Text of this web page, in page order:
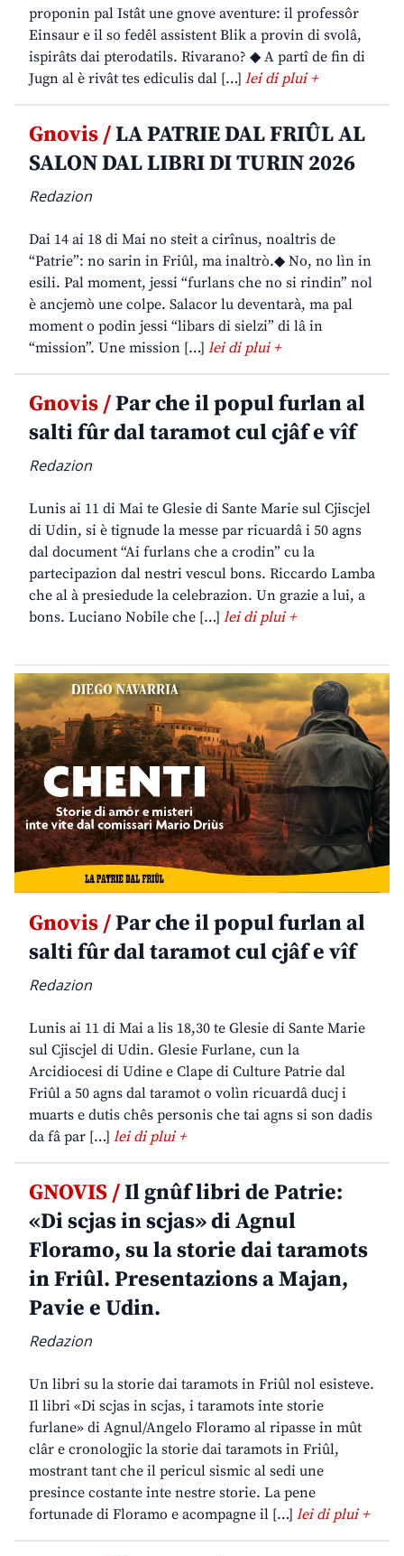
proponin pal Istât une gnove aventure: il professôr
Einsaur e il so fedêl assistent Blik a provin di svolâ,
ispirâts dai pterodatils. Rivarano? ◆ A partî de fin di
Jugn al è rivât tes ediculis dal […] lei di plui +
Gnovis /LA PATRIE DAL FRIÛL AL
SALON DAL LIBRI DI TURIN 2026
Redazion
Dai 14 ai 18 di Mai no steit a cirînus, noaltris de
“Patrie”: no sarin in Friûl, ma inaltrò.◆ No, no lìn in
esili. Pal moment, jessi “furlans che no si rindin” nol
è ancjemò une colpe. Salacor lu deventarà, ma pal
moment o podin jessi “libars di sielzi” di lâ in
“mission”. Une mission […] lei di plui +
Gnovis /Par che il popul furlan al
salti fûr dal taramot cul cjâf e vîf
Redazion
Lunis ai 11 di Mai te Glesie di Sante Marie sul Cjiscjel
di Udin, si è tignude la messe par ricuardâ i 50 agns
dal document “Ai furlans che a crodin” cu la
partecipazion dal nestri vescul bons. Riccardo Lamba
che al à presiedude la celebrazion. Un grazie a lui, a
bons. Luciano Nobile che […] lei di plui +
Gnovis /Par che il popul furlan al
salti fûr dal taramot cul cjâf e vîf
Redazion
Lunis ai 11 di Mai a lis 18,30 te Glesie di Sante Marie
sul Cjiscjel di Udin. Glesie Furlane, cun la
Arcidiocesi di Udine e Clape di Culture Patrie dal
Friûl a 50 agns dal taramot o volìn ricuardâ ducj i
muarts e dutis chês personis che tai agns si son dadis
da fâ par […] lei di plui +
GNOVIS /Il gnûf libri de Patrie:
«Di scjas in scjas» di Agnul
Floramo, su la storie dai taramots
in Friûl. Presentazions a Majan,
Pavie e Udin.
Redazion
Un libri su la storie dai taramots in Friûl nol esisteve.
Il libri «Di scjas in scjas, i taramots inte storie
furlane» di Agnul/Angelo Floramo al ripasse in mût
clâr e cronologjic la storie dai taramots in Friûl,
mostrant tant che il pericul sismic al sedi une
presince costante inte nestre storie. La pene
fortunade di Floramo e acompagne il […] lei di plui +